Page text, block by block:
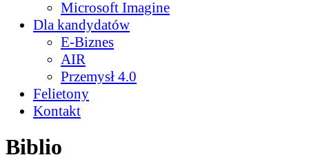
Microsoft Imagine
Dla kandydatów
E-Biznes
AIR
Przemysł 4.0
Felietony
Kontakt
Biblio